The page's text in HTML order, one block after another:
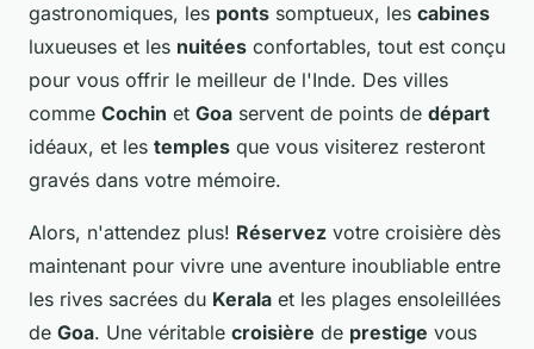
gastronomiques, les ponts somptueux, les cabines
luxueuses et les nuitées confortables, tout est conçu
pour vous offrir le meilleur de l'Inde. Des villes
comme Cochin et Goa servent de points de départ
idéaux, et les temples que vous visiterez resteront
gravés dans votre mémoire.
Alors, n'attendez plus! Réservez votre croisière dès
maintenant pour vivre une aventure inoubliable entre
les rives sacrées du Kerala et les plages ensoleillées
de Goa. Une véritable croisière de prestige vous